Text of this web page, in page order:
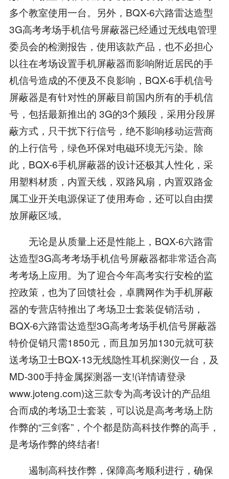
多个教室使用一台。另外，BQX-6六路雷达造型
3G高考考场手机信号屏蔽器已经通过无线电管理
委员会的检测报告，使用该款产品，也不必担心
以往在考场设置手机屏蔽器而影响附近居民的手
机信号造成的不便及不良影响，BQX-6手机信号
屏蔽器是有针对性的屏蔽目前国内所有的手机信
号，包括最新推出的 3G的3个频段，采用分段屏
蔽方式，只干扰下行信号，绝不影响移动运营商
的上行信号，绿色环保对电磁环境无污染。除
此，BQX-6手机屏蔽器的设计还极其人性化，采
用塑料材质，内置天线，双路风扇，内置双路金
属工业开关电源保证了使用寿命，还可以自由摆
放屏蔽区域。
无论是从质量上还是性能上，BQX-6六路雷
达造型3G高考考场手机信号屏蔽器都非常适合高
考考场上应用。为了迎合今年高考实行安检的监
控政策，也为了回馈社会，卓腾网作为手机屏蔽
器的专营店特推出了考场卫士套装促销活动，
BQX-6六路雷达造型3G高考考场手机信号屏蔽器
特价促销只需1850元，而且加另加130元就可获
送考场卫士BQX-13无线隐性耳机探测仪一台，及
MD-300手持金属探测器一支!(详情请登录
www.joteng.com)这三款专为高考设计的产品组
合而成的考场卫士套装，可以说是高考考场上防
作弊的“三剑客”，个个都是防高科技作弊的高手，
是考场作弊的终结者!
遏制高科技作弊，保障高考顺利进行，确保